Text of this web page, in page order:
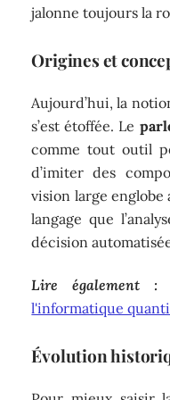
jalonne toujours la
Origines et
Aujourd’hui, la
s’est étoffée. Le
comme tout outil
d’imiter des
vision large
langage que
décision
Lire également :
l'informatique
Évolution